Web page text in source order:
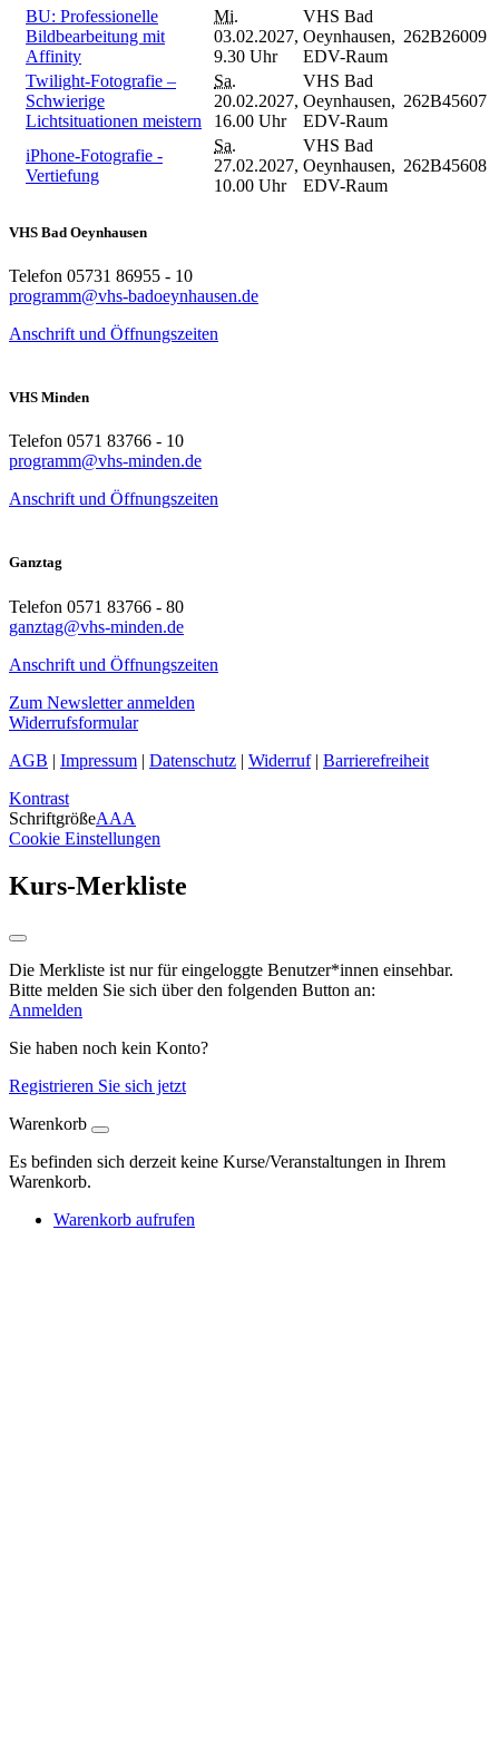
BU: Professionelle
Bildbearbeitung mit
Affinity
Mi.
03.02.2027,
9.30 Uhr
VHS Bad
Oeynhausen,
EDV-Raum
262B26009
Twilight-Fotografie –
Schwierige
Lichtsituationen meistern
Sa.
20.02.2027,
16.00 Uhr
VHS Bad
Oeynhausen,
EDV-Raum
262B45607
iPhone-Fotografie -
Vertiefung
Sa.
27.02.2027,
10.00 Uhr
VHS Bad
Oeynhausen,
EDV-Raum
262B45608
VHS Bad Oeynhausen
Telefon 05731 86955 - 10
programm@vhs-badoeynhausen.de
Anschrift und Öffnungszeiten
VHS Minden
Telefon 0571 83766 - 10
programm@vhs-minden.de
Anschrift und Öffnungszeiten
Ganztag
Telefon 0571 83766 - 80
ganztag@vhs-minden.de
Anschrift und Öffnungszeiten
Zum Newsletter anmelden
Widerrufsformular
AGB | Impressum | Datenschutz | Widerruf| Barrierefreiheit
Kontrast
SchriftgrößeAAA
Cookie Einstellungen
Kurs-Merkliste
Die Merkliste ist nur für eingeloggte Benutzer*innen einsehbar.
Bitte melden Sie sich über den folgenden Button an:
Anmelden
Sie haben noch kein Konto?
Registrieren Sie sich jetzt
Warenkorb
Es befinden sich derzeit keine Kurse/Veranstaltungen in Ihrem
Warenkorb.
Warenkorb aufrufen